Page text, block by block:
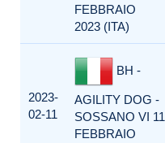
FEBBRAIO
2023 (ITA)
2023-
02-11
BH -
AGILITY DOG -
SOSSANO VI 11
FEBBRAIO